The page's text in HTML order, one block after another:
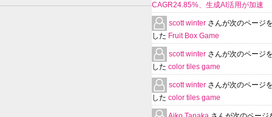
CAGR24.85%、生成AI活用が加速
scott winter さんが次のページ
した Fruit Box Game
scott winter さんが次のページ
した color tiles game
scott winter さんが次のページ
した color tiles game